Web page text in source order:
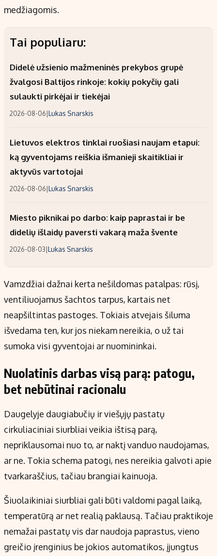
medžiagomis.
Tai populiaru:
Didelė užsienio mažmeninės prekybos grupė
žvalgosi Baltijos rinkoje: kokių pokyčių gali
sulaukti pirkėjai ir tiekėjai
2026-08-06|Lukas Snarskis
Lietuvos elektros tinklai ruošiasi naujam etapui:
ką gyventojams reiškia išmanieji skaitikliai ir
aktyvūs vartotojai
2026-08-06|Lukas Snarskis
Miesto piknikai po darbo: kaip paprastai ir be
didelių išlaidų paversti vakarą maža švente
2026-08-03|Lukas Snarskis
Vamzdžiai dažnai kerta nešildomas patalpas: rūsį,
ventiliuojamus šachtos tarpus, kartais net
neapšiltintas pastoges. Tokiais atvejais šiluma
išvedama ten, kur jos niekam nereikia, o už tai
sumoka visi gyventojai ar nuomininkai.
Nuolatinis darbas visą parą: patogu,
bet nebūtinai racionalu
Daugelyje daugiabučių ir viešųjų pastatų
cirkuliaciniai siurbliai veikia ištisą parą,
nepriklausomai nuo to, ar naktį vanduo naudojamas,
ar ne. Tokia schema patogi, nes nereikia galvoti apie
tvarkaraščius, tačiau brangiai kainuoja.
Šiuolaikiniai siurbliai gali būti valdomi pagal laiką,
temperatūrą ar net realią paklausą. Tačiau praktikoje
nemažai pastatų vis dar naudoja paprastus, vieno
greičio įrenginius be jokios automatikos, įjungtus